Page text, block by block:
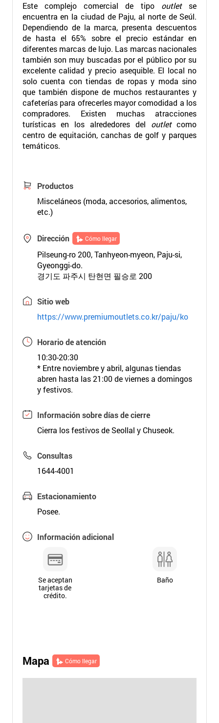
Este complejo comercial de tipo outlet se
encuentra en la ciudad de Paju, al norte de Seúl.
Dependiendo de la marca, presenta descuentos
de hasta el 65% sobre el precio estándar en
diferentes marcas de lujo. Las marcas nacionales
también son muy buscadas por el público por su
excelente calidad y precio asequible. El local no
solo cuenta con tiendas de ropas y moda sino
que también dispone de muchos restaurantes y
cafeterías para ofrecerles mayor comodidad a los
compradores. Existen muchas atracciones
turísticas en los alrededores del outletcomo
centro de equitación, canchas de golf y parques
temáticos.
Productos
Misceláneos (moda, accesorios, alimentos,
etc.)
Dirección Cómo llegar
Pilseung-ro 200, Tanhyeon-myeon, Paju-si,
Gyeonggi-do.
경기도 파주시 탄현면 필승로 200
Sitio web
https://www.premiumoutlets.co.kr/paju/ko
Horario de atención
10:30-20:30
* Entre noviembre y abril, algunas tiendas
abren hasta las 21:00 de viernes a domingos
y festivos.
Información sobre días de cierre
Cierra los festivos de Seollal y Chuseok.
Consultas
1644-4001
Estacionamiento
Posee.
Información adicional
Se aceptan
tarjetas de
crédito.
Baño
Mapa Cómo llegar